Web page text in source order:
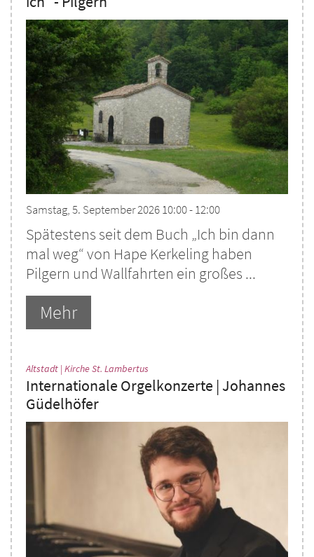
Samstag, 5. September 2026 10:00 - 12:00
Spätestens seit dem Buch „Ich bin dann
mal weg“ von Hape Kerkeling haben
Pilgern und Wallfahrten ein großes ...
Mehr
Altstadt | Kirche St. Lambertus
Internationale Orgelkonzerte | Johannes
Güdelhöfer